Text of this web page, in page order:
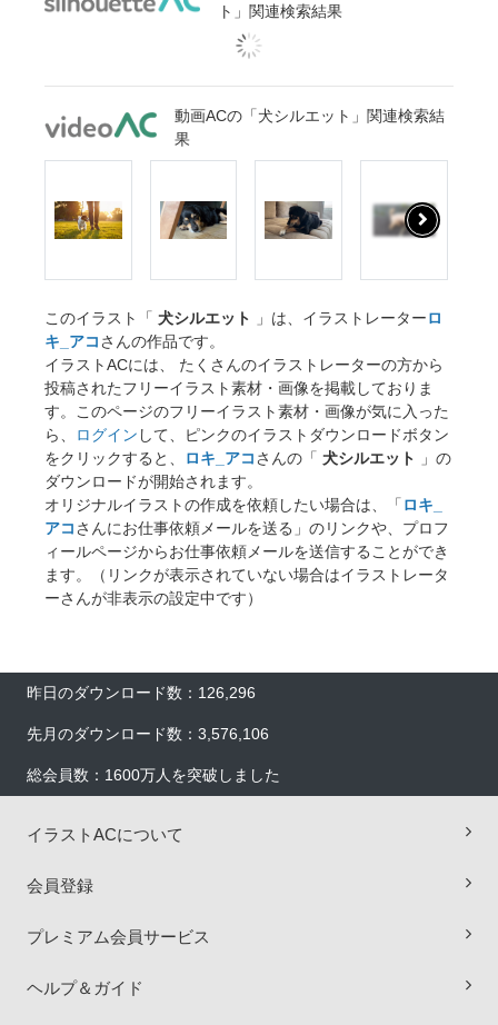
ト」関連検索結果
動画ACの「犬シルエット」関連検索結
果
このイラスト「 犬シルエット 」は、イラストレーターロ
キ_アコさんの作品です。
イラストACには、 たくさんのイラストレーターの方から
投稿されたフリーイラスト素材・画像を掲載しておりま
す。このページのフリーイラスト素材・画像が気に入った
ら、
ログイン して、ピンクのイラストダウンロードボタン
をクリックすると、
ロキ_アコさんの「 犬シルエット
」の
ダウンロードが開始されます。
オリジナルイラストの作成を依頼したい場合は、「 ロキ_
アコさんにお仕事依頼メールを送る」のリンクや、プロフ
ィールページからお仕事依頼メールを送信することができ
ます。（リンクが表示されていない場合はイラストレータ
ーさんが非表示の設定中です）
昨日のダウンロード数：126,296
先月のダウンロード数：3,576,106
総会員数：1600万人を突破しました
イラストACについて
会員登録
プレミアム会員サービス
ヘルプ＆ガイド